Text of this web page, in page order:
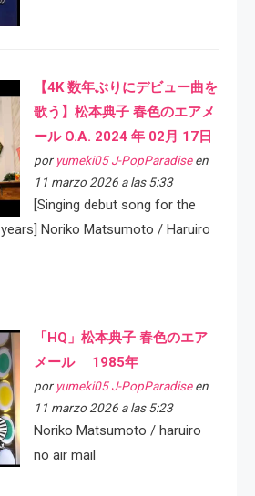
【4K 数年ぶりにデビュー曲を
歌う】松本典子 春色のエアメ
ール O.A. 2024 年 02月 17日
por yumeki05 J-PopParadiseen
11 marzo 2026 a las 5:33
[Singing debut song for the
Noriko Matsumoto / Haruiro
「HQ」松本典子 春色のエア
メール 1985年
por yumeki05 J-PopParadiseen
11 marzo 2026 a las 5:23
Noriko Matsumoto / haruiro
no air mail